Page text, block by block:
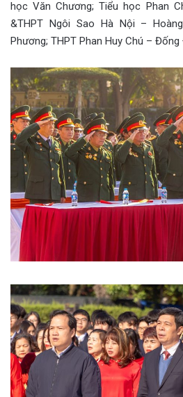
học Văn Chương; Tiểu học Phan
&THPT Ngôi Sao Hà Nội –
Phương; THPT Phan Huy Chú –